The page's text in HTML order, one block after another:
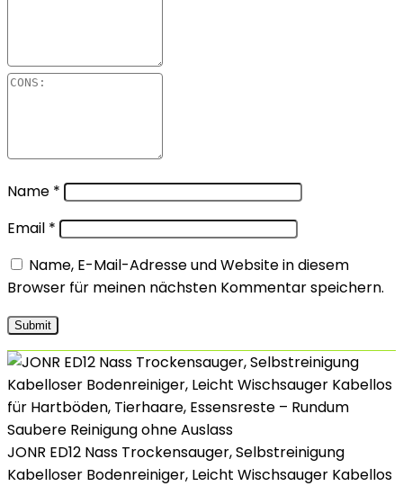
Name *
Email *
Name, E-Mail-Adresse und Website in diesem
Browser für meinen nächsten Kommentar speichern.
JONR ED12 Nass Trockensauger, Selbstreinigung
Kabelloser Bodenreiniger, Leicht Wischsauger Kabellos